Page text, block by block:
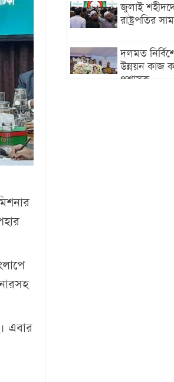
এবার
জুলাই
রাষ্ট্রপতির
দলমত
উন্নয়ন কাজ
প্রশাসক